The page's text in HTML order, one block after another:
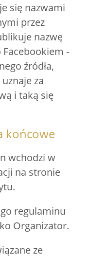
się nazwami
przez
nazwę
-
źródła,
za
i taką się
końcowe
wchodzi w
na stronie
regulaminu
Organizator.
ze